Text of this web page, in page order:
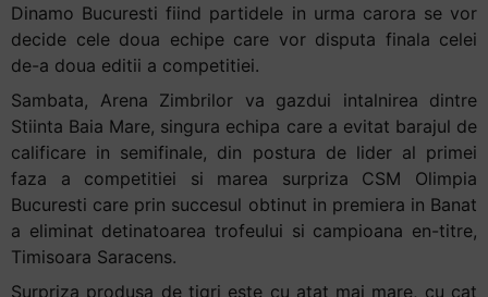
"Ctrl
/".
This
shortcut
activates
the
screen
reader
to
Dinamo Bucuresti fiind partidele in urma carora se vor
decide cele doua echipe care vor disputa finala celei
de-a doua editii a competitiei.
Sambata, Arena Zimbrilor va gazdui intalnirea dintre
Stiinta Baia Mare, singura echipa care a evitat barajul de
calificare in semifinale, din postura de lider al primei
faza a competitiei si marea surpriza CSM Olimpia
Bucuresti care prin succesul obtinut in premiera in Banat
a eliminat detinatoarea trofeului si campioana en-titre,
Timisoara Saracens.
Surpriza produsa de tigri este cu atat mai mare, cu cat